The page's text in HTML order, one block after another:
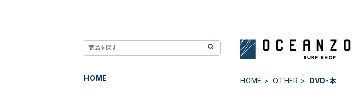
HOME OTHER DVD・本
HOME